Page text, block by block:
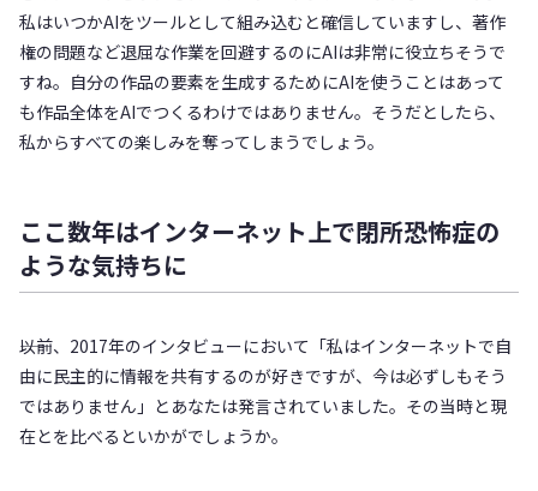
私はいつかAIをツールとして組み込むと確信していますし、著作
権の問題など退屈な作業を回避するのにAIは非常に役立ちそうで
すね。自分の作品の要素を生成するためにAIを使うことはあって
も作品全体をAIでつくるわけではありません。そうだとしたら、
私からすべての楽しみを奪ってしまうでしょう。
ここ数年はインターネット上で閉所恐怖症の
ような気持ちに
――以前、2017年のインタビューにおいて「私はインターネットで自
由に民主的に情報を共有するのが好きですが、今は必ずしもそう
ではありません」とあなたは発言されていました。その当時と現
在とを比べるといかがでしょうか。